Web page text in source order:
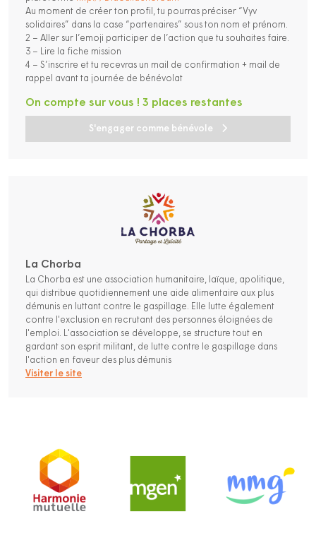
Au moment de créer ton profil, tu pourras préciser “Vyv
solidaires” dans la case “partenaires” sous ton nom et prénom.
2 – Aller sur l’emoji participer de l’action que tu souhaites faire.
3 – Lire la fiche mission
4 – S’inscrire et tu recevras un mail de confirmation + mail de
rappel avant ta journée de bénévolat
S'engager comme bénévole
On compte sur vous ! 3 places restantes
La Chorba
La Chorba est une association humanitaire, laïque, apolitique,
qui distribue quotidiennement une aide alimentaire aux plus
démunis en luttant contre le gaspillage. Elle lutte également
contre l'exclusion en recrutant des personnes éloignées de
l'emploi. L'association se développe, se structure tout en
gardant son esprit militant, de lutte contre le gaspillage dans
l'action en faveur des plus démunis
Visiter le site